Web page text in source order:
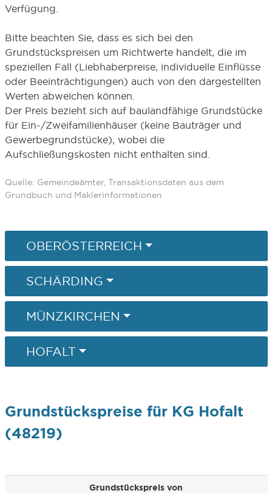
Verfügung.
Bitte beachten Sie, dass es sich bei den
Grundstückspreisen um Richtwerte handelt, die im
speziellen Fall (Liebhaberpreise, individuelle Einflüsse
oder Beeinträchtigungen) auch von den dargestellten
Werten abweichen können.
Der Preis bezieht sich auf baulandfähige Grundstücke
für Ein-/Zweifamilienhäuser (keine Bauträger und
Gewerbegrundstücke), wobei die
Aufschließungskosten nicht enthalten sind.
Quelle: Gemeindeämter, Transaktionsdaten aus dem
Grundbuch und Maklerinformationen
OBERÖSTERREICH
SCHÄRDING
MÜNZKIRCHEN
HOFALT
Grundstückspreise für KG Hofalt
(48219)
Grundstückspreis von